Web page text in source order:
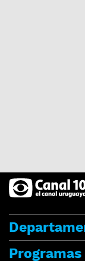
Programas